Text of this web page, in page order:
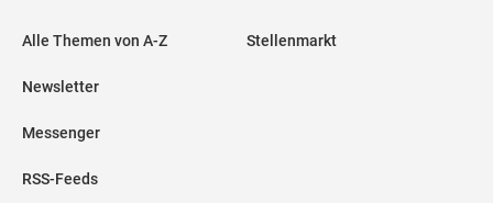
Alle Themen von A-Z
Newsletter
Messenger
RSS-Feeds
Stellenmarkt